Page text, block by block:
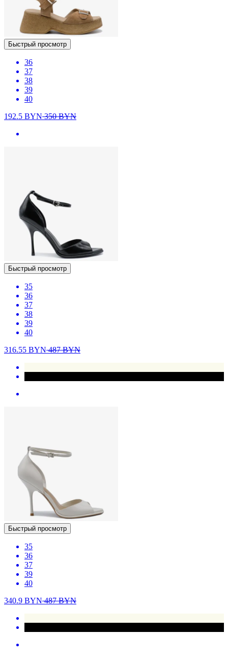
Быстрый просмотр
36
37
38
39
40
192.5 BYN350BYN
Быстрый просмотр
35
36
37
38
39
40
316.55 BYN487BYN
Быстрый просмотр
35
36
37
39
40
340.9 BYN487BYN